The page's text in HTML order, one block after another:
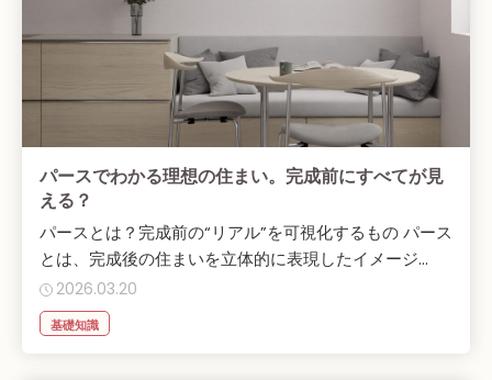
パースでわかる理想の住まい。完成前にすべてが見
える？
パースとは？完成前の“リアル”を可視化するもの パース
とは、完成後の住まいを立体的に表現したイメージ...
2026.03.20
基礎知識